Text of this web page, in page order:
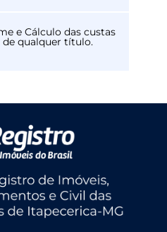
e Cálculo das custas
de qualquer título.